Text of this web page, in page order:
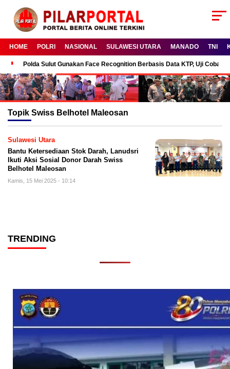
HOME POLRI NASIONAL SULAWESI UTARA MANADO TNI
Polda Sulut Gunakan Face Recognition Berbasis Data KTP, Uji Coba
Topik Swiss Belhotel Maleosan
Sulawesi Utara
Bantu Ketersediaan Stok Darah, Lanudsri
Ikuti Aksi Sosial Donor Darah Swiss
Belhotel Maleosan
Kamis, 15 Mei 2025 - 10:14
TRENDING